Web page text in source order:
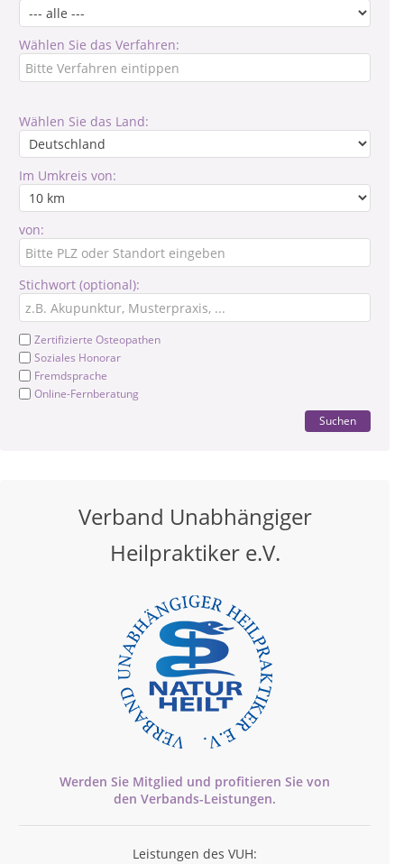
Wählen Sie das Verfahren:
Wählen Sie das Land:
Im Umkreis von:
von:
Stichwort (optional):
Zertifizierte Osteopathen
Soziales Honorar
Fremdsprache
Online-Fernberatung
Suchen
Verband Unabhängiger
Heilpraktiker e.V.
Werden Sie Mitglied und profitieren Sie von
den Verbands-Leistungen.
Leistungen des VUH: